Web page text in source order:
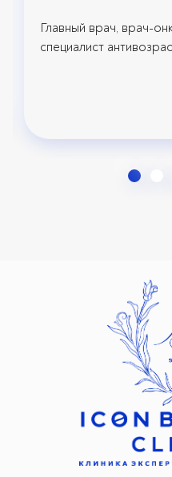
Главный врач, врач-
специалист